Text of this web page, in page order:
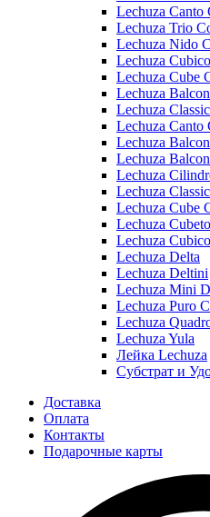
Lechuza Canto
Lechuza Trio
Lechuza Nido
Lechuza
Lechuza Cube
Lechuza
Lechuza
Lechuza Canto
Lechuza
Lechuza
Lechuza
Lechuza
Lechuza Cube
Lechuza Cubeto
Lechuza Cubico
Lechuza Delta
Lechuza Deltini
Lechuza Mini
Lechuza Puro
Lechuza
Lechuza Yula
Лейка Lechuza
Субстрат и
Доставка
Оплата
Контакты
Подарочные карты